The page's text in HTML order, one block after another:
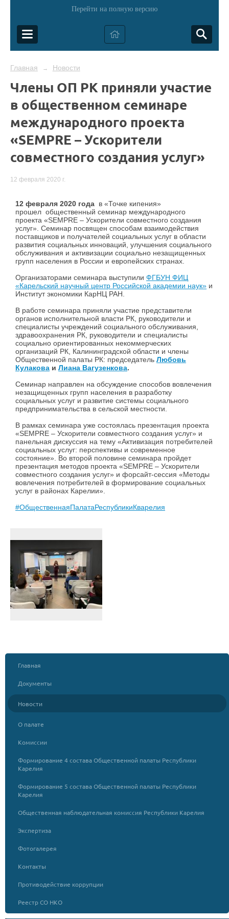
Перейти на полную версию
Главная → Новости
Члены ОП РК приняли участие
в общественном семинаре
международного проекта
«SEMPRE – Ускорители
совместного создания услуг»
12 февраля 2020 г.
12 февраля 2020 года в «Точке кипения»
прошел общественный семинар международного
проекта «SEMPRE – Ускорители совместного создания
услуг». Семинар посвящен способам взаимодействия
поставщиков и получателей социальных услуг в области
развития социальных инноваций, улучшения социального
обслуживания и активизации социально незащищенных
групп населения в России и европейских странах.
Организаторами семинара выступили ФГБУН ФИЦ
«Карельский научный центр Российской академии наук» и
Институт экономики КарНЦ РАН.
В работе семинара приняли участие представители
органов исполнительной власти РК, руководители и
специалисты учреждений социального обслуживания,
здравоохранения РК, руководители и специалисты
социально ориентированных некоммерческих
организаций РК, Калининградской области и члены
Общественной палаты РК: председатель Любовь
Кулакова и Лиана Вагузенкова.
Семинар направлен на обсуждение способов вовлечения
незащищенных групп населения в разработку
социальных услуг и развитие системы социального
предпринимательства в сельской местности.
В рамках семинара уже состоялась презентация проекта
«SEMPRE – Ускорители совместного создания услуг» и
панельная дискуссия на тему «Активизация потребителей
социальных услуг: перспективы и современное
состояние». Во второй половине семинара пройдет
презентация методов проекта «SEMPRE – Ускорители
совместного создания услуг» и форсайт-сессия «Методы
вовлечения потребителей в формирование социальных
услуг в районах Карелии».
#ОбщественнаяПалатаРеспубликиКварелия
Главная
Документы
Новости
О палате
Комиссии
Формирование 4 состава Общественной палаты Республики
Карелия
Формирование 5 состава Общественной палаты Республики
Карелия
Общественная наблюдательная комиссия Республики Карелия
Экспертиза
Фотогалерея
Контакты
Противодействие коррупции
Реестр СО НКО